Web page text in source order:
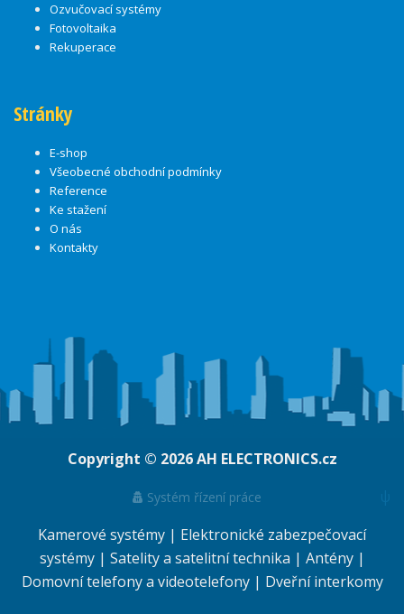
Ozvučovací systémy
Fotovoltaika
Rekuperace
Stránky
E-shop
Všeobecné obchodní podmínky
Reference
Ke stažení
O nás
Kontakty
Copyright © 2026AH ELECTRONICS.cz
Systém řízení práce
Kamerové systémy | Elektronické zabezpečovací
systémy | Satelity a satelitní technika | Antény |
Domovní telefony a videotelefony | Dveřní interkomy